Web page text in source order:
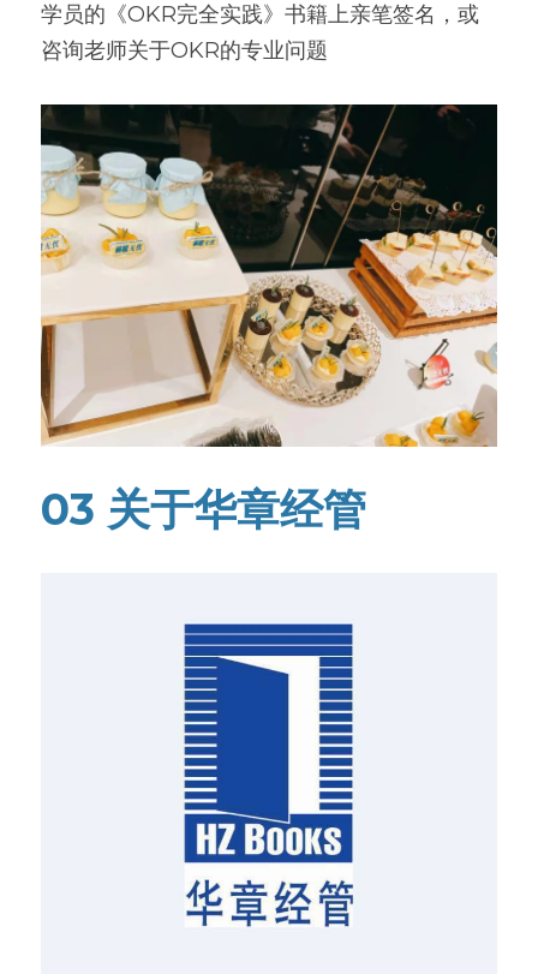
学员的《OKR完全实践》书籍上亲笔签名，或
咨询老师关于OKR的专业问题
03 关于华章经管